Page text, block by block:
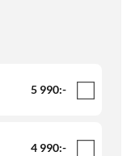
5 990:-
4 990:-